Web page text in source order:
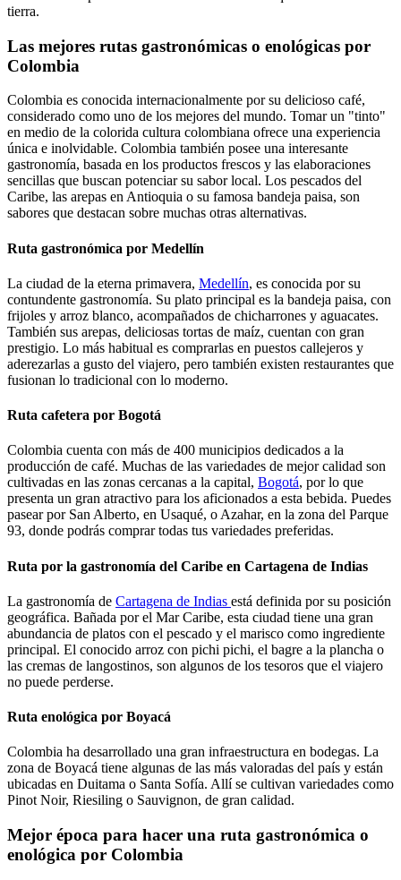
tierra.
Las mejores rutas gastronómicas o enológicas por
Colombia
Colombia es conocida internacionalmente por su delicioso café,
considerado como uno de los mejores del mundo. Tomar un "tinto"
en medio de la colorida cultura colombiana ofrece una experiencia
única e inolvidable. Colombia también posee una interesante
gastronomía, basada en los productos frescos y las elaboraciones
sencillas que buscan potenciar su sabor local. Los pescados del
Caribe, las arepas en Antioquia o su famosa bandeja paisa, son
sabores que destacan sobre muchas otras alternativas.
Ruta gastronómica por Medellín
La ciudad de la eterna primavera, Medellín, es conocida por su
contundente gastronomía. Su plato principal es la bandeja paisa, con
frijoles y arroz blanco, acompañados de chicharrones y aguacates.
También sus arepas, deliciosas tortas de maíz, cuentan con gran
prestigio. Lo más habitual es comprarlas en puestos callejeros y
aderezarlas a gusto del viajero, pero también existen restaurantes que
fusionan lo tradicional con lo moderno.
Ruta cafetera por Bogotá
Colombia cuenta con más de 400 municipios dedicados a la
producción de café. Muchas de las variedades de mejor calidad son
cultivadas en las zonas cercanas a la capital, Bogotá, por lo que
presenta un gran atractivo para los aficionados a esta bebida. Puedes
pasear por San Alberto, en Usaqué, o Azahar, en la zona del Parque
93, donde podrás comprar todas tus variedades preferidas.
Ruta por la gastronomía del Caribe en Cartagena de Indias
La gastronomía de Cartagena de Indias está definida por su posición
geográfica. Bañada por el Mar Caribe, esta ciudad tiene una gran
abundancia de platos con el pescado y el marisco como ingrediente
principal. El conocido arroz con pichi pichi, el bagre a la plancha o
las cremas de langostinos, son algunos de los tesoros que el viajero
no puede perderse.
Ruta enológica por Boyacá
Colombia ha desarrollado una gran infraestructura en bodegas. La
zona de Boyacá tiene algunas de las más valoradas del país y están
ubicadas en Duitama o Santa Sofía. Allí se cultivan variedades como
Pinot Noir, Riesiling o Sauvignon, de gran calidad.
Mejor época para hacer una ruta gastronómica o
enológica por Colombia